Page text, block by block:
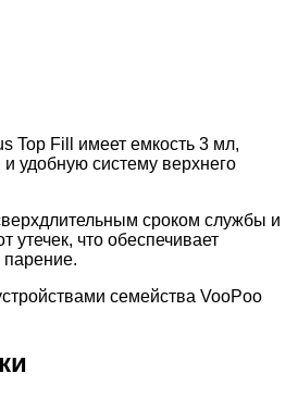
Top Fill имеет емкость 3 мл,
удобную систему верхнего
сроком службы и
утечек, что обеспечивает
парение.
семейства VooPoo